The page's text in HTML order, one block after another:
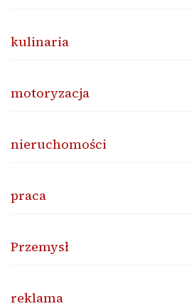
kulinaria
motoryzacja
nieruchomości
praca
Przemysł
reklama